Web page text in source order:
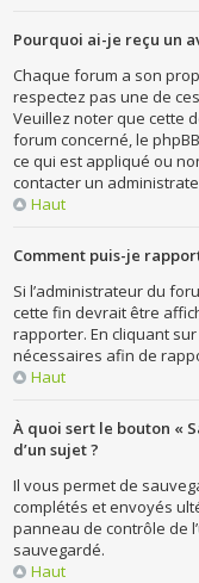
Pourquoi ai-je reçu un
Chaque forum a son
respectez pas une de
Veuillez noter que cette
forum concerné, le
ce qui est appliqué ou
contacter un
Haut
Comment puis-je
Si l’administrateur du
cette fin devrait être
rapporter. En cliquant
nécessaires afin de
Haut
À quoi sert le bouton «
d’un sujet ?
Il vous permet de
complétés et envoyés
panneau de contrôle de
sauvegardé.
Haut